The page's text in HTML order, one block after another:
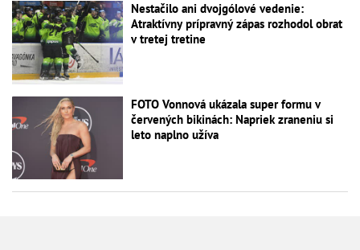
Nestačilo ani dvojgólové vedenie:
Atraktívny prípravný zápas rozhodol obrat
v tretej tretine
FOTO Vonnová ukázala super formu v
červených bikinách: Napriek zraneniu si
leto naplno užíva